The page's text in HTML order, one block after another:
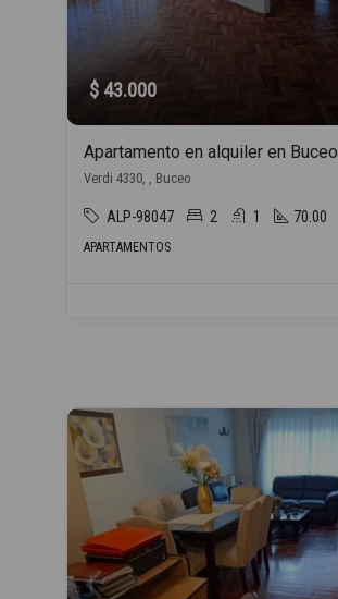
$ 43.000
Apartamento en alquiler en Buceo
Verdi 4330, , Buceo
ALP-98047 2 1 70.00
APARTAMENTOS